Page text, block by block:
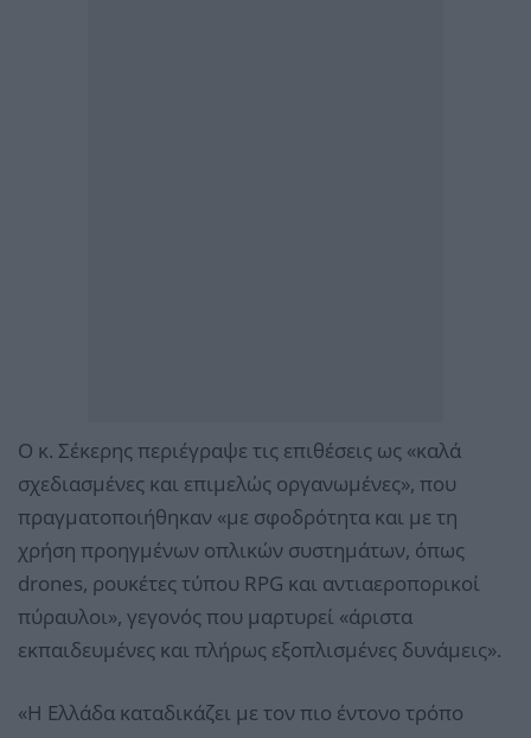
Ο κ. Σέκερης περιέγραψε τις επιθέσεις ως «καλά
σχεδιασμένες και επιμελώς οργανωμένες», που
πραγματοποιήθηκαν «με σφοδρότητα και με τη
χρήση προηγμένων οπλικών συστημάτων, όπως
drones, ρουκέτες τύπου RPG και αντιαεροπορικοί
πύραυλοι», γεγονός που μαρτυρεί «άριστα
εκπαιδευμένες και πλήρως εξοπλισμένες δυνάμεις».
«Η Ελλάδα καταδικάζει με τον πιο έντονο τρόπο